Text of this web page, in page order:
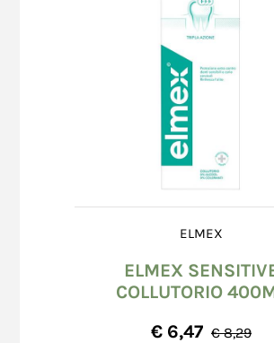
ELMEX
ELMEX
COLLUTORIO
€ 6,47 € 8,29